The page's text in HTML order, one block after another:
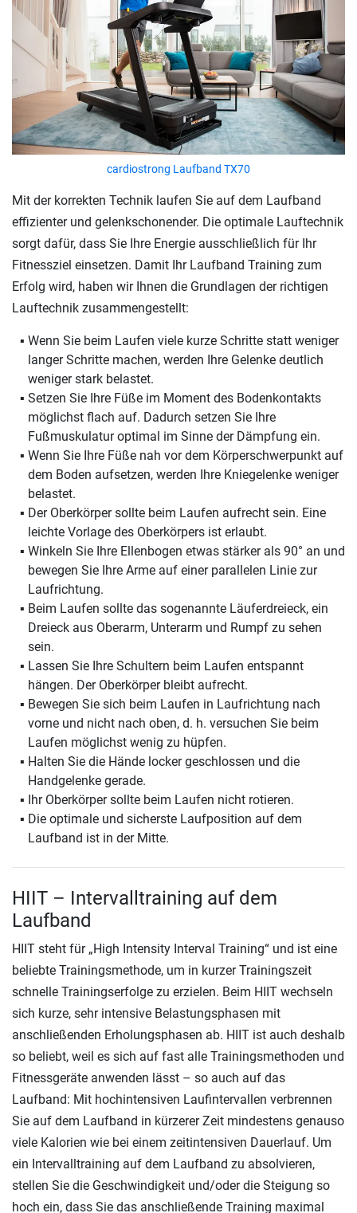
cardiostrong Laufband TX70
Mit der korrekten Technik laufen Sie auf dem Laufband
effizienter und gelenkschonender. Die optimale Lauftechnik
sorgt dafür, dass Sie Ihre Energie ausschließlich für Ihr
Fitnessziel einsetzen. Damit Ihr Laufband Training zum
Erfolg wird, haben wir Ihnen die Grundlagen der richtigen
Lauftechnik zusammengestellt:
Wenn Sie beim Laufen viele kurze Schritte statt weniger
langer Schritte machen, werden Ihre Gelenke deutlich
weniger stark belastet.
Setzen Sie Ihre Füße im Moment des Bodenkontakts
möglichst flach auf. Dadurch setzen Sie Ihre
Fußmuskulatur optimal im Sinne der Dämpfung ein.
Wenn Sie Ihre Füße nah vor dem Körperschwerpunkt auf
dem Boden aufsetzen, werden Ihre Kniegelenke weniger
belastet.
Der Oberkörper sollte beim Laufen aufrecht sein. Eine
leichte Vorlage des Oberkörpers ist erlaubt.
Winkeln Sie Ihre Ellenbogen etwas stärker als 90° an und
bewegen Sie Ihre Arme auf einer parallelen Linie zur
Laufrichtung.
Beim Laufen sollte das sogenannte Läuferdreieck, ein
Dreieck aus Oberarm, Unterarm und Rumpf zu sehen
sein.
Lassen Sie Ihre Schultern beim Laufen entspannt
hängen. Der Oberkörper bleibt aufrecht.
Bewegen Sie sich beim Laufen in Laufrichtung nach
vorne und nicht nach oben, d. h. versuchen Sie beim
Laufen möglichst wenig zu hüpfen.
Halten Sie die Hände locker geschlossen und die
Handgelenke gerade.
Ihr Oberkörper sollte beim Laufen nicht rotieren.
Die optimale und sicherste Laufposition auf dem
Laufband ist in der Mitte.
HIIT – Intervalltraining auf dem
Laufband
HIIT steht für „High Intensity Interval Training“ und ist eine
beliebte Trainingsmethode, um in kurzer Trainingszeit
schnelle Trainingserfolge zu erzielen. Beim HIIT wechseln
sich kurze, sehr intensive Belastungsphasen mit
anschließenden Erholungsphasen ab. HIIT ist auch deshalb
so beliebt, weil es sich auf fast alle Trainingsmethoden und
Fitnessgeräte anwenden lässt – so auch auf das
Laufband: Mit hochintensiven Laufintervallen verbrennen
Sie auf dem Laufband in kürzerer Zeit mindestens genauso
viele Kalorien wie bei einem zeitintensiven Dauerlauf. Um
ein Intervalltraining auf dem Laufband zu absolvieren,
stellen Sie die Geschwindigkeit und/oder die Steigung so
hoch ein, dass Sie das anschließende Training maximal